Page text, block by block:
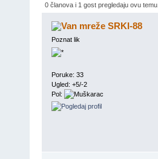
0 članova i 1 gost pregledaju ovu temu.
SRKI-88
Poznat lik
Poruke: 33
Ugled: +5/-2
Pol: